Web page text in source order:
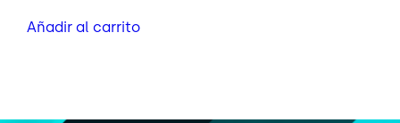
Añadir al carrito